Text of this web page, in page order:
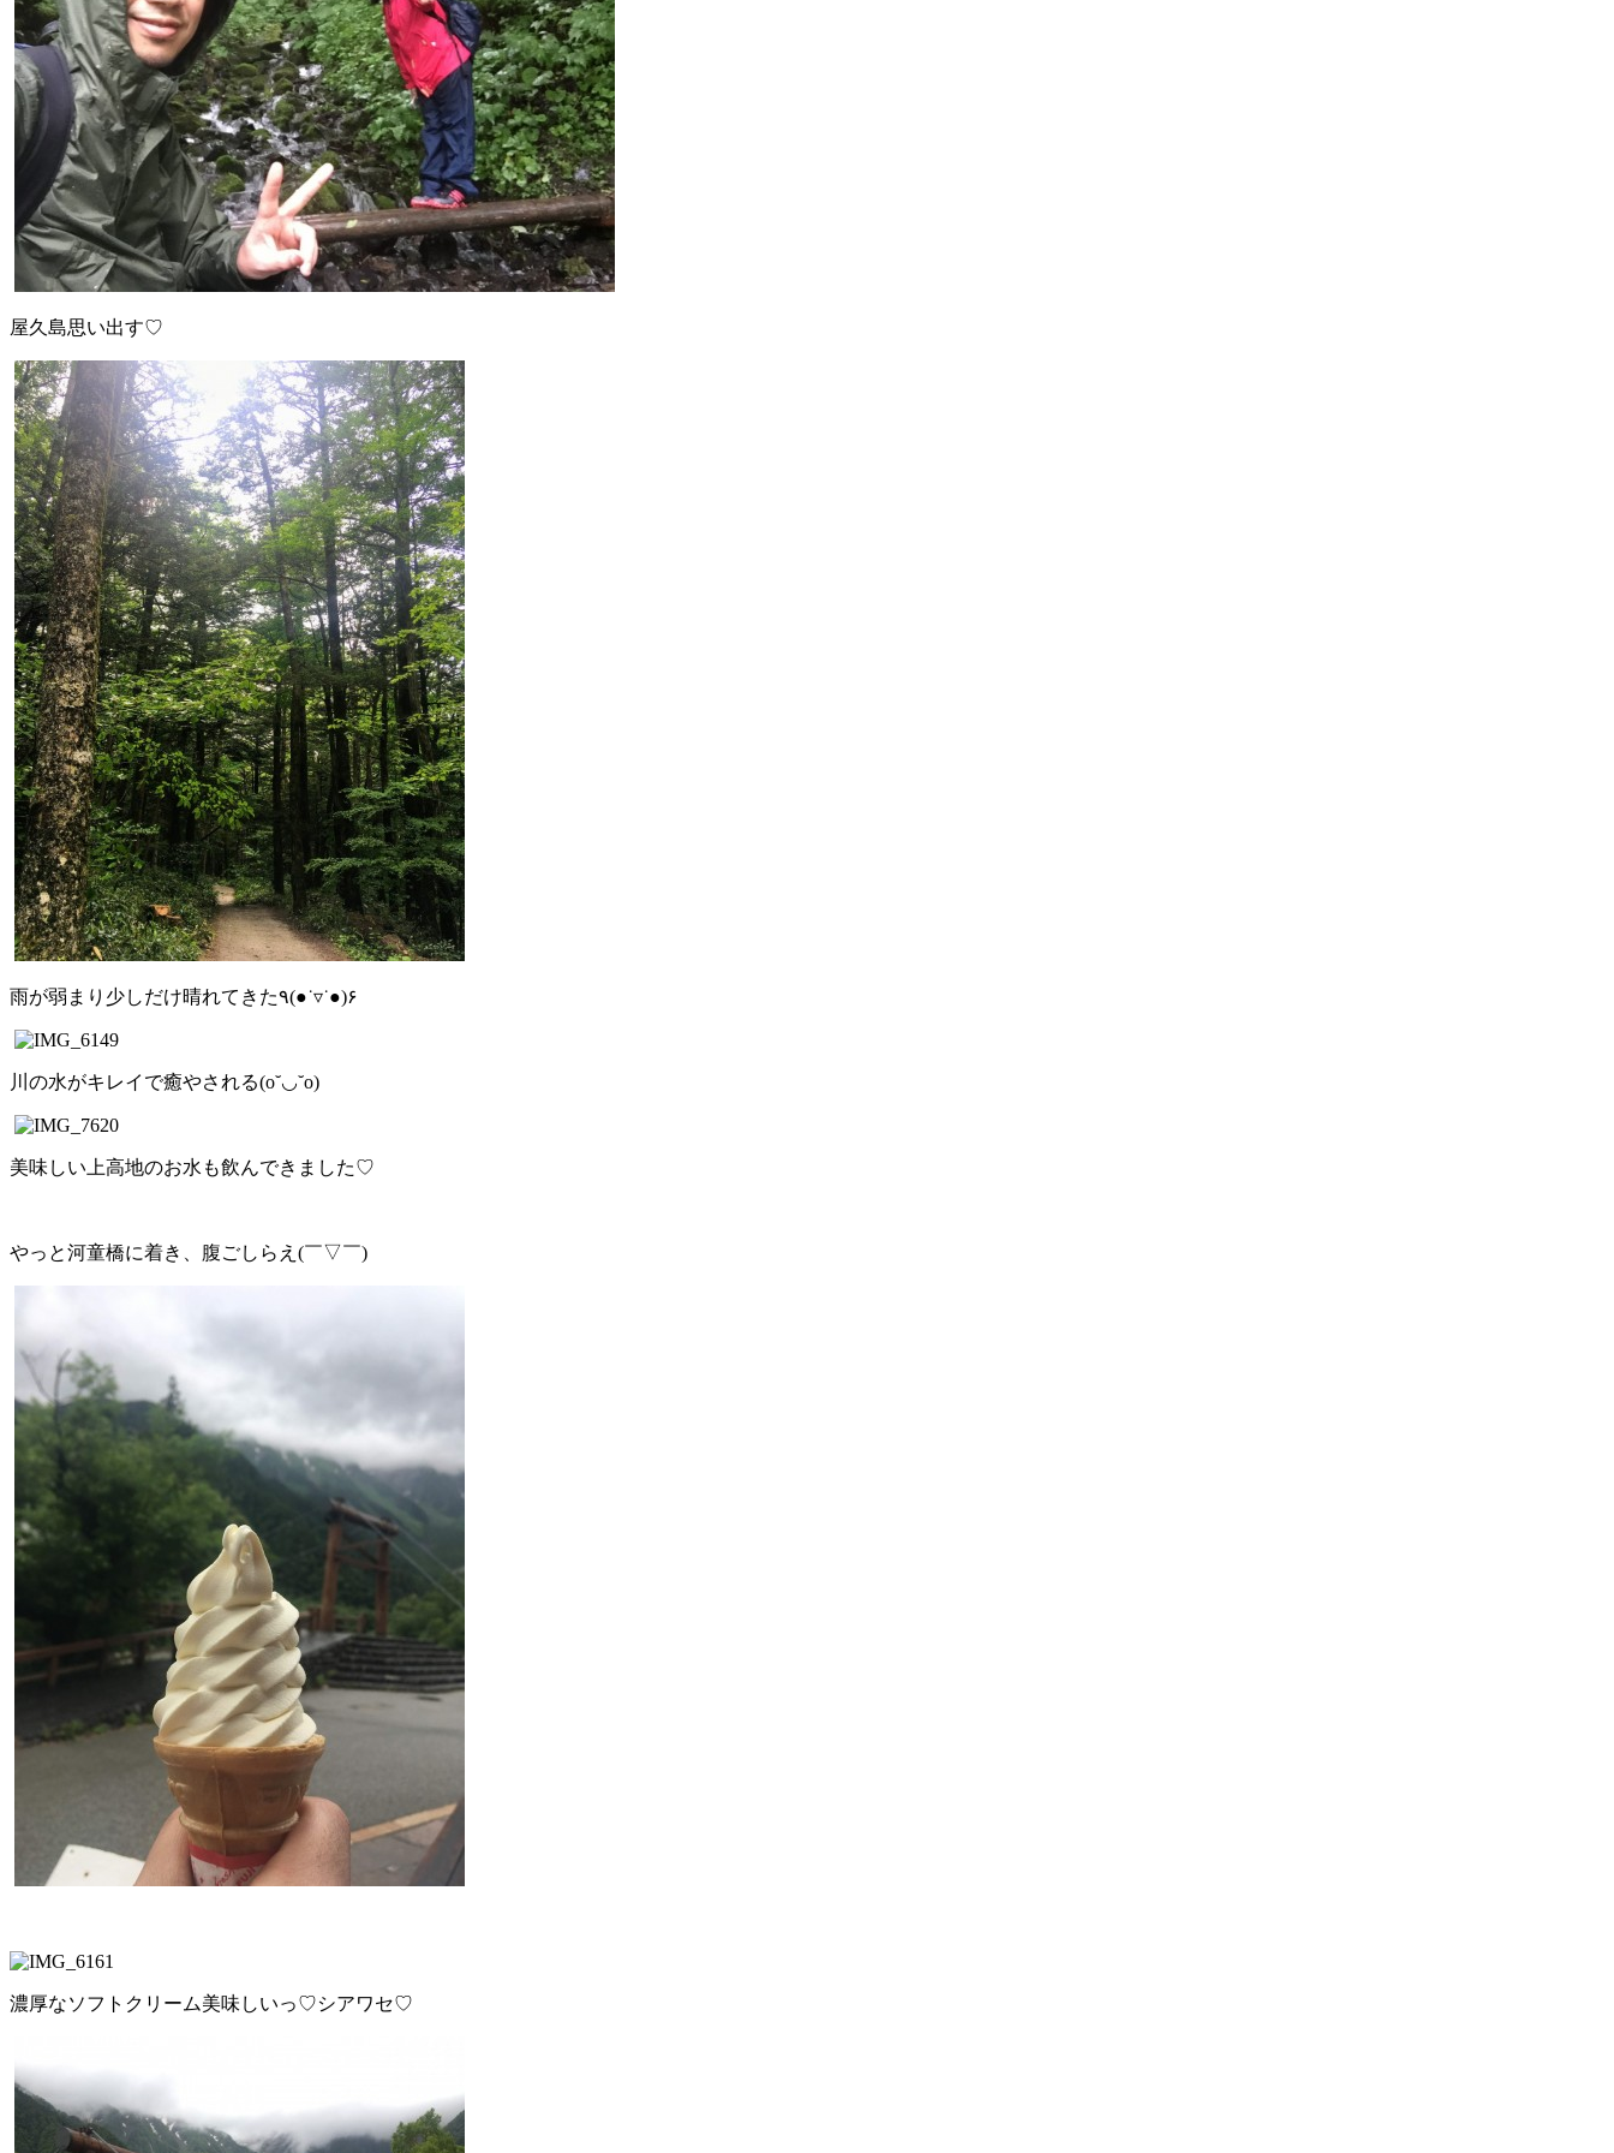
屋久島思い出す♡
雨が弱まり少しだけ晴れてきた٩(●˙▿˙●)۶
川の水がキレイで癒やされる(o˘◡˘o)
美味しい上高地のお水も飲んできました♡
やっと河童橋に着き、腹ごしらえ(￣▽￣)
濃厚なソフトクリーム美味しいっ♡シアワセ♡